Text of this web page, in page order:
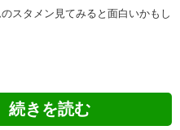
スタメン見てみると面白いかもし